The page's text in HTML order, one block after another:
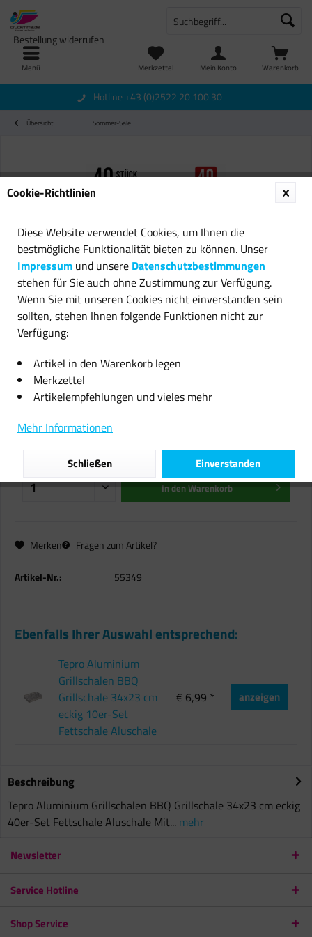
Menü Warenkorb
Merkzettel
Bestellung widerrufen
Mein Konto
Hotline +43 (0)2522 20 100 30
Übersicht Sommer-Sale
Tepro Aluminium Grillschalen BBQ
Grillschale 34x23 cm eckig 40er-
Set Fettschale Aluschale
20,99 € *
inkl. MwSt.zzgl. Versandkosten
Sofort versandfertig, Lieferzeit ca. 1-2 Werktage
In denWarenkorb
Merken Fragen zum Artikel?
Artikel-Nr.: 55349
Ebenfalls Ihrer Auswahl entsprechend:
Tepro Aluminium
Grillschalen BBQ
Grillschale 34x23 cm
eckig 10er-Set
Fettschale Aluschale
€ 6,99 * anzeigen
Beschreibung
Tepro Aluminium Grillschalen BBQ Grillschale 34x23 cm eckig
40er-Set Fettschale Aluschale Mit... mehr
Newsletter
Service Hotline
Shop Service
Cookie-Richtlinien
Diese Website verwendet Cookies, um Ihnen die
bestmögliche Funktionalität bieten zu können. Unser
Impressum und unsere Datenschutzbestimmungen
stehen für Sie auch ohne Zustimmung zur Verfügung.
Wenn Sie mit unseren Cookies nicht einverstanden sein
sollten, stehen Ihnen folgende Funktionen nicht zur
Verfügung:
Artikel in den Warenkorb legen
Merkzettel
Artikelempfehlungen und vieles mehr
Mehr Informationen
Einverstanden
Schließen